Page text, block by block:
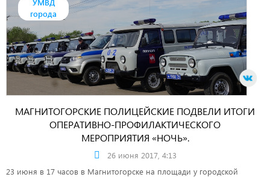
УМВД
города
МАГНИТОГОРСКИЕ ПОЛИЦЕЙСКИЕ ПОДВЕЛИ ИТОГИ
ОПЕРАТИВНО-ПРОФИЛАКТИЧЕСКОГО
МЕРОПРИЯТИЯ «НОЧЬ».
26 июня 2017, 4:13
23 июня в 17 часов в Магнитогорске на площади у городской